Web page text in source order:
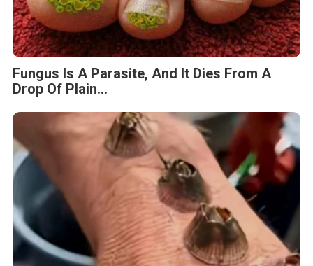
Fungus Is A Parasite, And It Dies From A
Drop Of Plain...